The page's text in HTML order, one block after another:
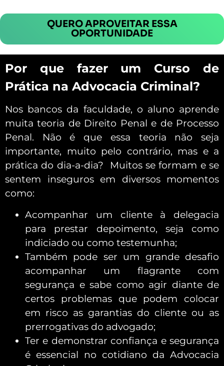
QUERO APROVEITAR ESSA
OPORTUNIDADE
Por que fazer um Curso de
Prática na Advocacia Criminal?
Nos bancos da faculdade, o aluno aprende
muita teoria de Direito Penal e de Processo
Penal. Não é que essa teoria não seja
importante, muito pelo contrário, mas e a
prática do dia-a-dia? Muitos se formam e se
sentem inseguros em diversos momentos
como:
Acompanhar um cliente à delegacia
para prestar depoimento, seja como
indiciado ou como testemunha;
Também pode ser um grande desafio
acompanhar um flagrante com
segurança e sabe como agir diante de
certos problemas que podem colocar
em risco as garantias do cliente ou as
prerrogativas do advogado;
Ter e demonstrar confiança e segurança
é essencial no cotidiano da Advocacia